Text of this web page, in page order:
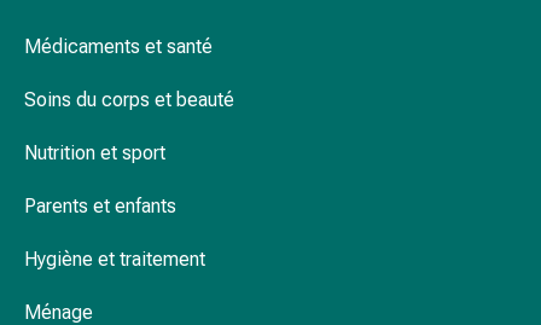
Arrêt
tabac
veineux
du
sang
Médicaments et santé
Soins du corps et beauté
Nutrition et sport
Parents et enfants
Hygiène et traitement
Ménage